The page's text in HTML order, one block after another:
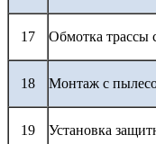
17 Обмотка трассы
18 Монтаж с
19 Установка